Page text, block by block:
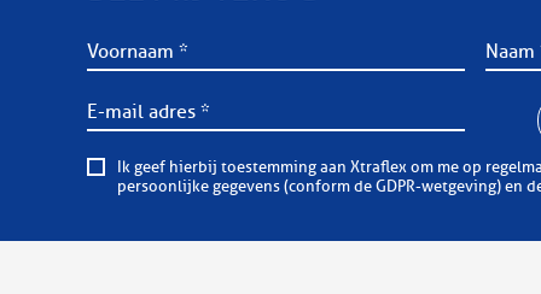
Ik geef hierbij toestemming aan Xtraflex om me op regelmatige basis informatieve of
persoonlijke gegevens (conform de GDPR-wetgeving) en